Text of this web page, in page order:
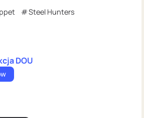
Steel Hunters
DOU